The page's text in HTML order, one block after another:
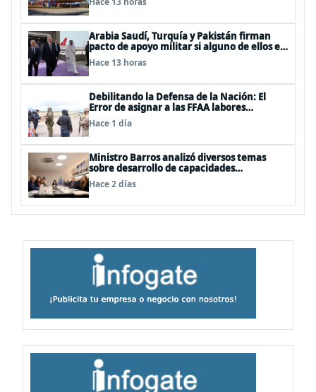
Arabia Saudí, Turquía y Pakistán firman
pacto de apoyo militar si alguno de ellos es
atacado
Hace 13 horas
Debilitando la Defensa de la Nación: El
Error de asignar a las FFAA labores
policiales
Hace 1 día
Ministro Barros analizó diversos temas
sobre desarrollo de capacidades
estratégicas en sesión del Consejo de
Política Espacial
Hace 2 días